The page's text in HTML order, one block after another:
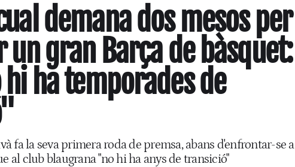
demana dos mesos per
gran Barça de bàsquet:
ha temporades de
fa la seva primera roda de premsa, abans d'enfrontar-se a
al club blaugrana "no hi ha anys de transició"